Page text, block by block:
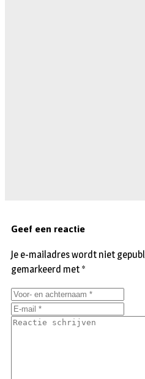
Geef een reactie
Je e-mailadres wordt niet
gemarkeerd met *